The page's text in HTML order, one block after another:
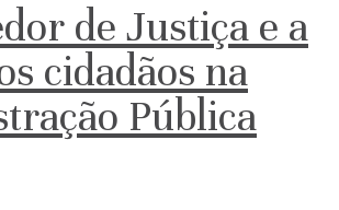
de Justiça e a
cidadãos na
Pública